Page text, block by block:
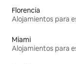
Florencia
Miami